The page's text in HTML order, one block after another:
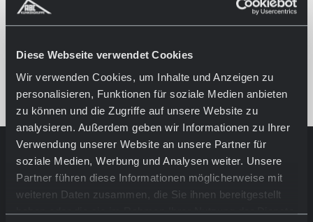
Diese Webseite verwendet Cookies
Wir verwenden Cookies, um Inhalte und Anzeigen zu
personalisieren, Funktionen für soziale Medien anbieten
zu können und die Zugriffe auf unsere Website zu
analysieren. Außerdem geben wir Informationen zu Ihrer
Verwendung unserer Website an unsere Partner für
soziale Medien, Werbung und Analysen weiter. Unsere
Partner führen diese Informationen möglicherweise mit
weiteren Daten zusammen, die Sie ihnen bereitgestellt
haben oder die sie im Rahmen Ihrer Nutzung der Dienste
AUSSTELLUNG IN HÖRSTEL
Öffnungszeiten
Mo.-Fr. 08.30 - 12.00 Uhr
und